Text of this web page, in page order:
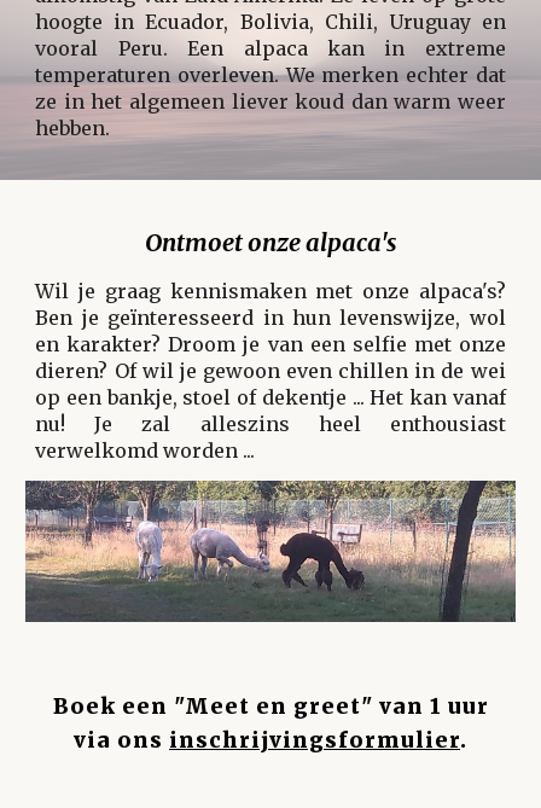
hoogte in Ecuador, Bolivia, Chili, Uruguay en
vooral Peru. Een alpaca kan in extreme
temperaturen overleven. We merken echter dat
ze in het algemeen liever koud dan warm weer
hebben.
Ontmoet onze alpaca's
Wil je graag kennismaken met onze alpaca's?
Ben je geïnteresseerd in hun levenswijze, wol
en karakter? Droom je van een selfie met onze
dieren? Of wil je gewoon even chillen in de wei
op een bankje, stoel of dekentje ... Het kan vanaf
nu! Je zal alleszins heel enthousiast
verwelkomd worden ...
Boek een "Meet en greet" van 1 uur
via ons inschrijvingsformulier.